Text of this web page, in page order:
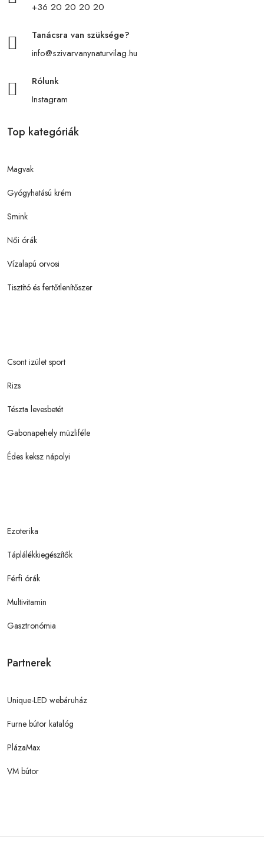
+36 20 20 20 20
Tanácsra van szüksége?
info@szivarvanynaturvilag.hu
Rólunk
Instagram
Top kategóriák
Magvak
Gyógyhatású krém
Smink
Női órák
Vízalapú orvosi
Tisztító és fertőtlenítőszer
Csont izület sport
Rizs
Tészta levesbetét
Gabonapehely müzliféle
Édes keksz nápolyi
Ezoterika
Táplálékkiegészítők
Férfi órák
Multivitamin
Gasztronómia
Partnerek
Unique-LED webáruház
Furne bútor katalóg
PlázaMax
VM bútor